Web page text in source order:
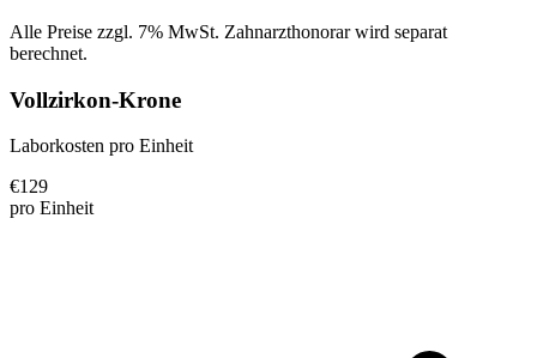
Alle Preise zzgl. 7% MwSt. Zahnarzthonorar wird separat
berechnet.
Vollzirkon-Krone
Laborkosten pro Einheit
€129
pro Einheit